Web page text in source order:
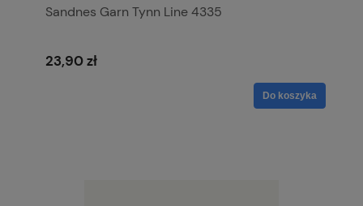
Sandnes Garn Tynn Line 4335
23,90 zł
Do koszyka